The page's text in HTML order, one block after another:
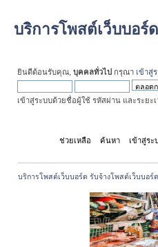
บริการโพสต์เว็บบอร์
ยินดีต้อนรับคุณ, บุคคลทั่วไป กรุณา เข้าสู่
เข้าสู่ระบบด้วยชื่อผู้ใช้ รหัสผ่าน และระยะ
ช่วยเหลือ ค้นหา เข้าสู่ระ
บริการโพสต์เว็บบอร์ด รับจ้างโพสต์เว็บบอร์